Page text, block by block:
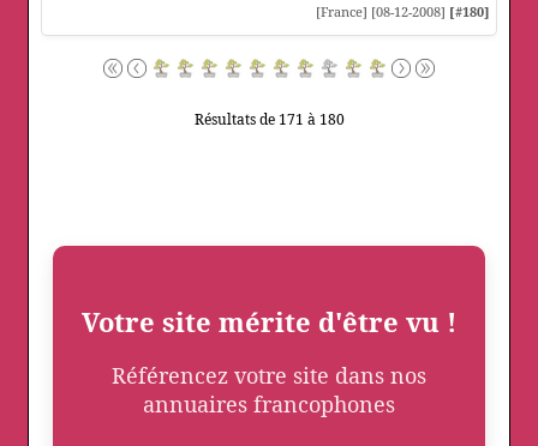
[France] [08-12-2008] [#180]
Résultats de 171 à 180
Votre site mérite d'être vu !
Référencez votre site dans nos
annuaires francophones